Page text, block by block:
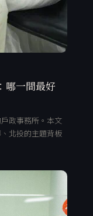
哪一間最好
政事務所。本文
北投的主題背板